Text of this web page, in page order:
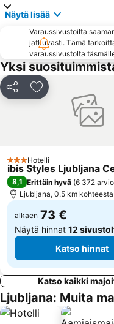
Näytä lisää
Varaussivustoilta
jatkuvasti. Tämä
varaussivustolta
Yksi
Jaa Lisää suosikkeihin
3 Tähtiluokitus
Hotelli
ibis Styles Ljubljana
8,1 Erittäin hyvä (6 372
Ljubljana, 0.5 km
alkaen 73 €
Näytä hinnat 12
Katso hinnat
Katso kaikki
Ljubljana: Muita